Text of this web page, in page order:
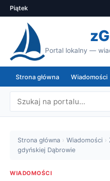
Piątek
Portal lokalny —
Strona główna Wiadomości
Strona główna › Wiadomości ›
gdyńskiej Dąbrowie
WIADOMOŚCI